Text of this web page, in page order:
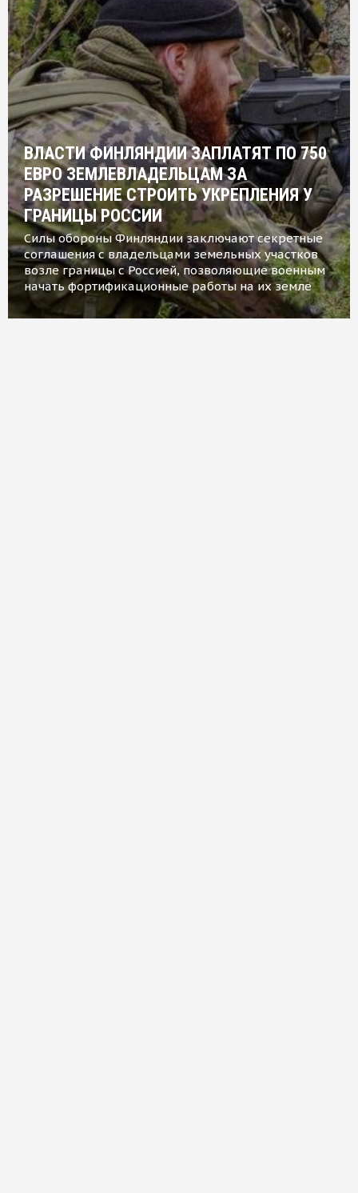
ВЛАСТИ ФИНЛЯНДИИ ЗАПЛАТЯТ ПО 750
ЕВРО ЗЕМЛЕВЛАДЕЛЬЦАМ ЗА
РАЗРЕШЕНИЕ СТРОИТЬ УКРЕПЛЕНИЯ У
ГРАНИЦЫ РОССИИ
Силы обороны Финляндии заключают секретные
соглашения с владельцами земельных участков
возле границы с Россией, позволяющие военным
начать фортификационные работы на их земле